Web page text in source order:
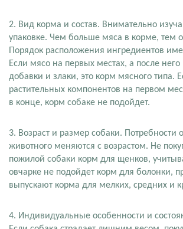
2. Вид корма и состав. Внимательно
упаковке. Чем больше мяса в корме, тем
Порядок расположения ингредиентов
Если мясо на первых местах, а после
добавки и злаки, это корм мясного типа.
растительных компонентов на первом
в конце, корм собаке не подойдет.
3. Возраст и размер собаки. Потребности
животного меняются с возрастом. Не
пожилой собаки корм для щенков,
овчарке не подойдет корм для болонки,
выпускают корма для мелких, средних и
4. Индивидуальные особенности и